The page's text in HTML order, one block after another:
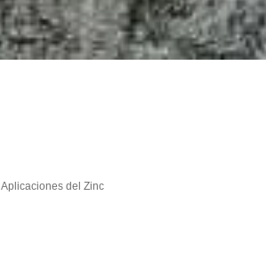
Aplicaciones del Zinc